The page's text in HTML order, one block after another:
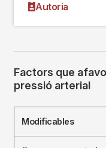
Autoria
Factors que
pressió arterial
Modificables